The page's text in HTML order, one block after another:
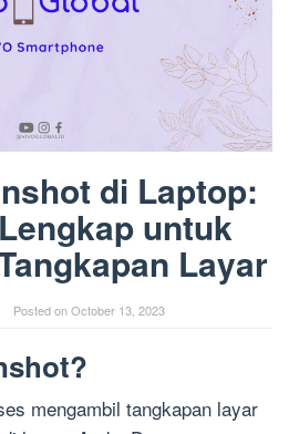
di Laptop:
untuk
Layar
Posted onOctober 13, 2023
mengambil tangkapan layar